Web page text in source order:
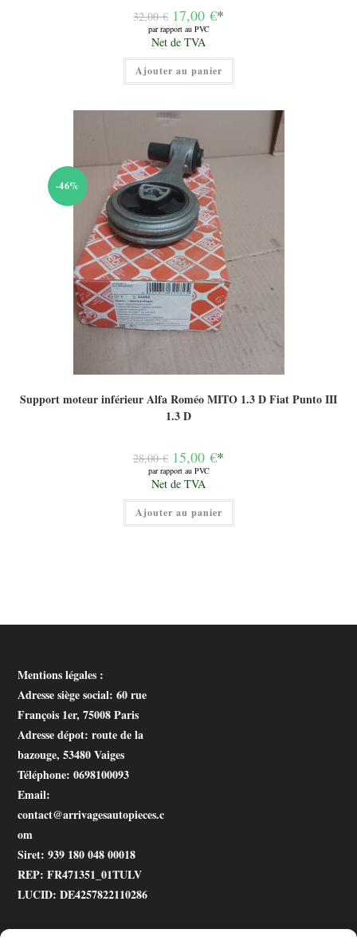
32,00€ Le
prix
initial
était :
32,00 €.
17,00 €*
par rapport au PVC
Le
prix
actuel
est :
17,00 €.
Net de TVA
Ajouter au panier
-46%
Support moteur inférieur Alfa Roméo MITO 1.3 D Fiat Punto III
1.3 D
28,00€ Le
prix
initial
était :
28,00 €.
15,00 €*
par rapport au PVC
Le
prix
actuel
est :
15,00 €.
Net de TVA
Ajouter au panier
Mentions légales :
Adresse siège social: 60 rue
François 1er, 75008 Paris
Adresse dépot: route de la
bazouge, 53480 Vaiges
Téléphone: 0698100093
Email:
contact@arrivagesautopieces.c
om
Siret: 939 180 048 00018
REP: FR471351_01TULV
LUCID: DE4257822110286